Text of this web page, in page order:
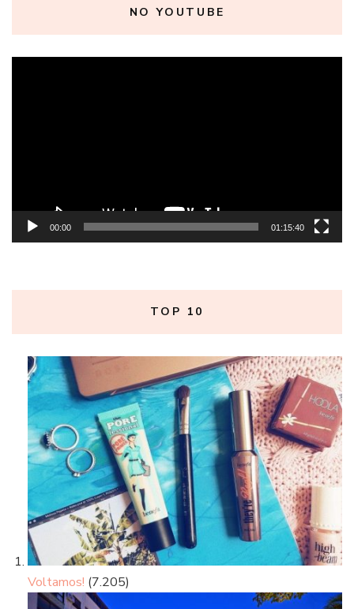
NO YOUTUBE
00:00 01:15:40
TOP 10
Voltamos! (7.205)